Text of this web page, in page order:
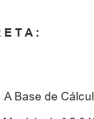
E T A :
A Base de